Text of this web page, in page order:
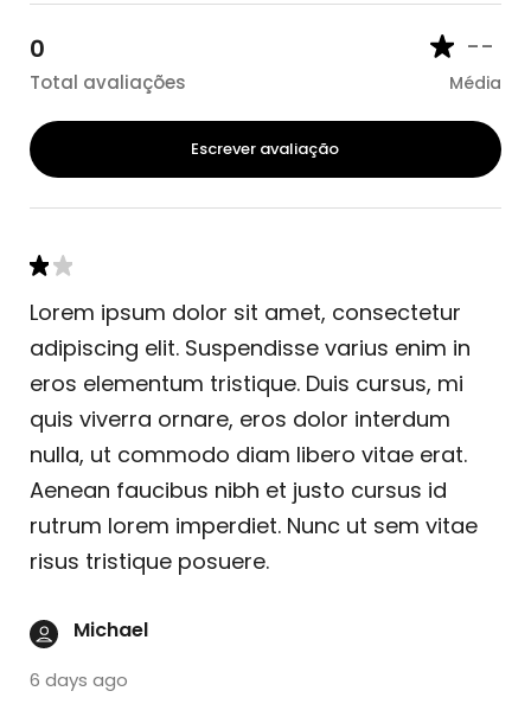
0
Total avaliações
--
Média
Escrever avaliação
Lorem ipsum dolor sit amet, consectetur
adipiscing elit. Suspendisse varius enim in
eros elementum tristique. Duis cursus, mi
quis viverra ornare, eros dolor interdum
nulla, ut commodo diam libero vitae erat.
Aenean faucibus nibh et justo cursus id
rutrum lorem imperdiet. Nunc ut sem vitae
risus tristique posuere.
Michael
6 days ago